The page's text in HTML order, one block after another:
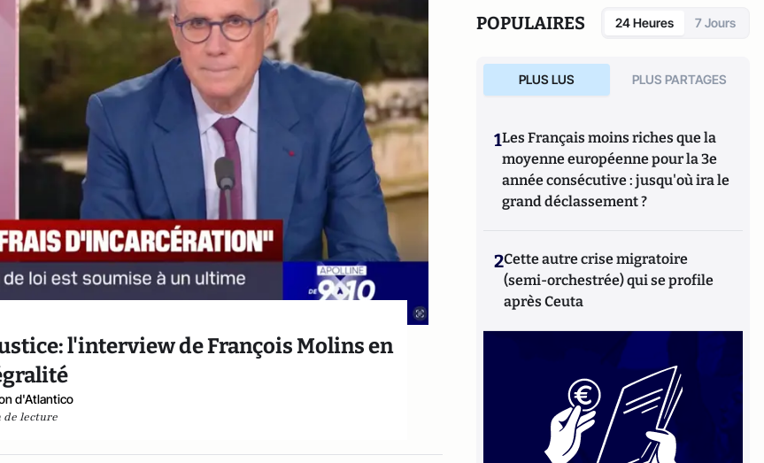
l'interview de François Molins en
d'Atlantico
de lecture
POPULAIRES 24 Heures 7 Jours
PLUS LUS PLUS PARTAGES
1Les Français moins riches que la
moyenne européenne pour la 3e
année consécutive : jusqu'où ira le
grand déclassement ?
2Cette autre crise migratoire
(semi-orchestrée) qui se profile
après Ceuta